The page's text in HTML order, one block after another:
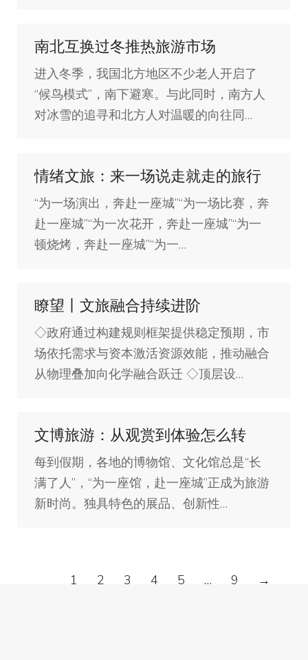
南北互换过冬推热旅游市场
进入冬季，我国北方地区不少老人开启了
“候鸟模式”，南下避寒。与此同时，南方人
对冰雪的追寻和北方人对温暖的向往同…
情绪文旅：来一场说走就走的旅行
“为一场演出，奔赴一座城”“为一场比赛，奔
赴一座城”“为一次花开，奔赴一座城”“为一
顿烧烤，奔赴一座城”“为一…
瞭望丨文旅融合持续进阶
◇政府通过构建规则框架提供稳定预期，市
场依托需求与资本激活资源效能，推动融合
从物理叠加向化学融合跃迁 ◇顶层设…
文博旅游：从观赏到体验怎么转
每到假期，各地的博物馆、文化馆总是“长
满了人”，“为一座馆，赴一座城”正成为旅游
新时尚。独具特色的展品、创新性…
1 2 3 4 5 … 9 →